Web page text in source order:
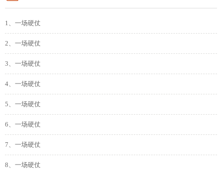
1、一场硬仗
2、一场硬仗
3、一场硬仗
4、一场硬仗
5、一场硬仗
6、一场硬仗
7、一场硬仗
8、一场硬仗